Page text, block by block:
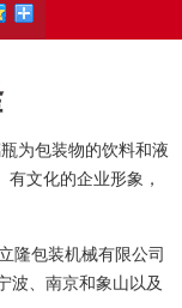
为包装物的饮料和液
文化的企业形象，
隆包装机械有限公司
波、南京和象山以及